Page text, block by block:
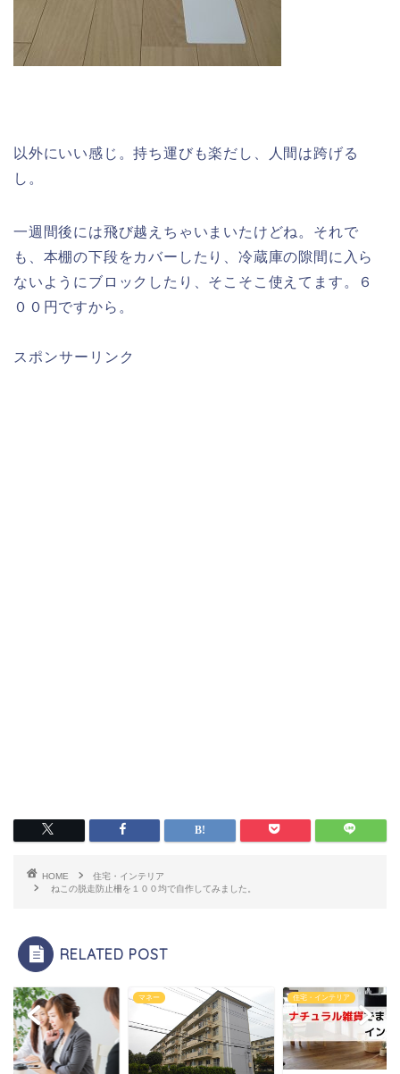
以外にいい感じ。持ち運びも楽だし、人間は跨げる
し。
一週間後には飛び越えちゃいまいたけどね。それで
も、本棚の下段をカバーしたり、冷蔵庫の隙間に入ら
ないようにブロックしたり、そこそこ使えてます。６
００円ですから。
スポンサーリンク
HOME
住宅・インテリア
ねこの脱走防止柵を１００均で自作してみました。
RELATED POST
マネー 住宅・インテリア